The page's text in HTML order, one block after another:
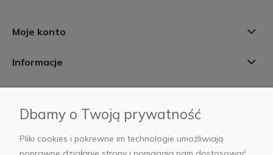
Moje konto
Informacje
AB Foto
Dbamy o Twoją prywatność
Pliki cookies i pokrewne im technologie umożliwiają